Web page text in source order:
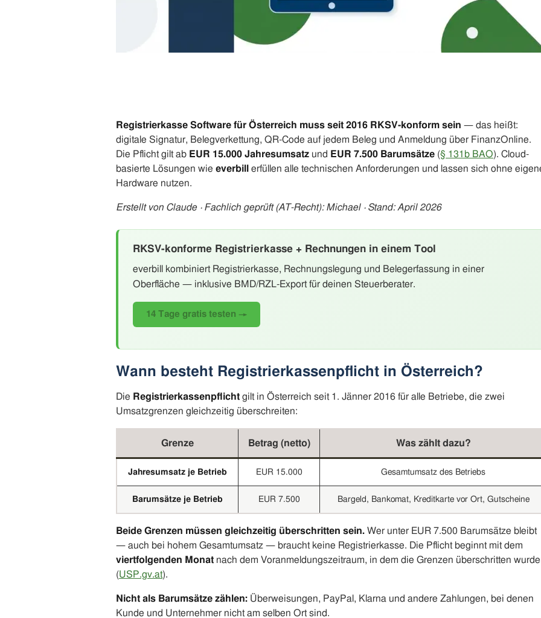
Registrierkasse Software für Österreich muss seit 2016 RKSV-konform sein — das heißt:
digitale Signatur, Belegverkettung, QR-Code auf jedem Beleg und Anmeldung über FinanzOnline.
Die Pflicht gilt ab EUR 15.000 Jahresumsatz und EUR 7.500 Barumsätze (§ 131b BAO). Cloud-
basierte Lösungen wie everbill
erfüllen alle technischen Anforderungen und lassen sich ohne
Hardware nutzen.
Erstellt von Claude · Fachlich geprüft (AT-Recht): Michael · Stand: April 2026
RKSV-konforme Registrierkasse + Rechnungen in einem Tool
everbill kombiniert Registrierkasse, Rechnungslegung und Belegerfassung in einer
Oberfläche — inklusive BMD/RZL-Export für deinen Steuerberater.
14 Tage gratis testen →
Wann besteht Registrierkassenpflicht in Österreich?
Die Registrierkassenpflicht gilt in Österreich seit 1. Jänner 2016 für alle Betriebe, die zwei
Umsatzgrenzen gleichzeitig überschreiten:
Grenze Betrag (netto) Was zählt dazu?
Jahresumsatz je Betrieb EUR 15.000 Gesamtumsatz des Betriebs
Barumsätze je Betrieb EUR 7.500 Bargeld, Bankomat, Kreditkarte vor Ort, Gutscheine
Beide Grenzen müssen gleichzeitig überschritten sein. Wer unter EUR 7.500 Barumsätze bleibt
— auch bei hohem Gesamtumsatz — braucht keine Registrierkasse. Die Pflicht beginnt mit dem
viertfolgenden Monat nach dem Voranmeldungszeitraum, in dem die Grenzen überschritten
(USP.gv.at).
Nicht als Barumsätze zählen: Überweisungen, PayPal, Klarna und andere Zahlungen, bei denen
Kunde und Unternehmer nicht am selben Ort sind.